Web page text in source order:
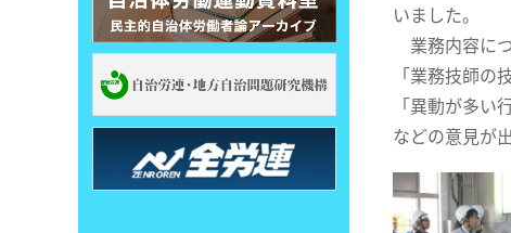
いました。
業務内容に
「業務技師の
「異動が多い
などの意見が